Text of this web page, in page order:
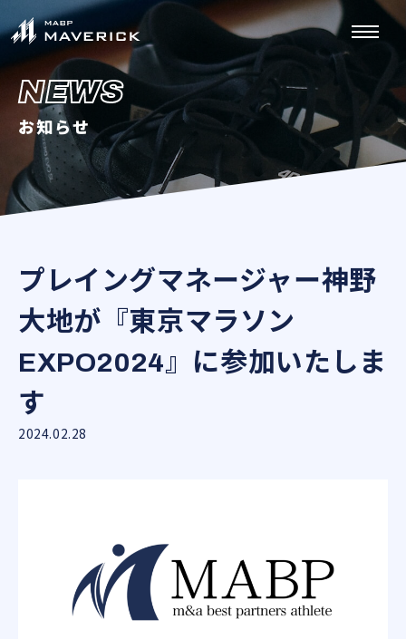
NEWS
お知らせ
プレイングマネージャー神野
大地が『東京マラソン
EXPO2024』に参加いたしま
す
2024.02.28